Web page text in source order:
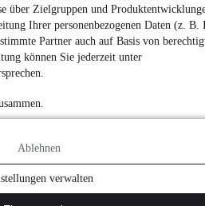
über Zielgruppen und
Ihrer personenbezogenen Daten (z. B.
Partner auch auf Basis von
können Sie jederzeit unter
Ablehnen
verwalten